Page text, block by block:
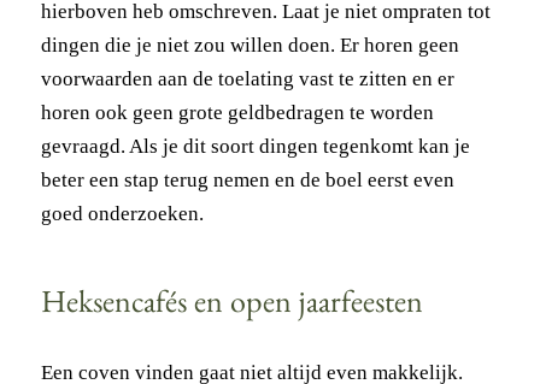
hierboven heb omschreven. Laat je niet ompraten tot
dingen die je niet zou willen doen. Er horen geen
voorwaarden aan de toelating vast te zitten en er
horen ook geen grote geldbedragen te worden
gevraagd. Als je dit soort dingen tegenkomt kan je
beter een stap terug nemen en de boel eerst even
goed onderzoeken.
Heksencafés en open jaarfeesten
Een coven vinden gaat niet altijd even makkelijk.